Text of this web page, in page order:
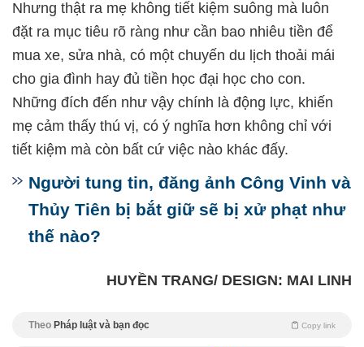
Nhưng thật ra mẹ không tiết kiệm suông mà luôn
đặt ra mục tiêu rõ ràng như cần bao nhiêu tiền để
mua xe, sửa nhà, có một chuyến du lịch thoải mái
cho gia đình hay đủ tiền học đại học cho con.
Những đích đến như vậy chính là động lực, khiến
mẹ cảm thấy thú vị, có ý nghĩa hơn không chỉ với
tiết kiệm mà còn bất cứ việc nào khác đấy.
Người tung tin, đăng ảnh Công Vinh và
Thủy Tiên bị bắt giữ sẽ bị xử phạt như
thế nào?
HUYỀN TRANG/ DESIGN: MAI LINH
Theo Pháp luật và bạn đọc Copy link